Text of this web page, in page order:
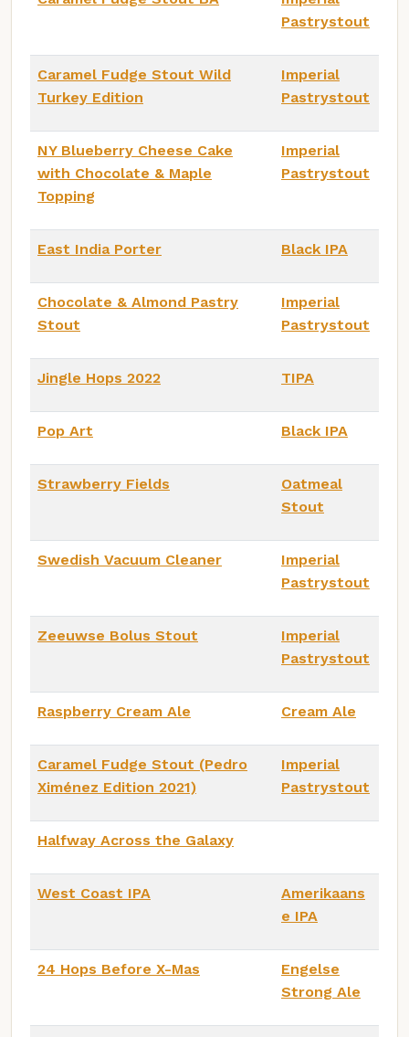
Pastrystout
Caramel Fudge Stout Wild
Turkey Edition
Imperial
Pastrystout
NY Blueberry Cheese Cake
with Chocolate & Maple
Topping
Imperial
Pastrystout
East India Porter Black IPA
Chocolate & Almond Pastry
Stout
Imperial
Pastrystout
Jingle Hops 2022 TIPA
Pop Art Black IPA
Strawberry Fields
Oatmeal
Stout
Swedish Vacuum Cleaner
Imperial
Pastrystout
Zeeuwse Bolus Stout
Imperial
Pastrystout
Raspberry Cream Ale Cream Ale
Caramel Fudge Stout (Pedro
Ximénez Edition 2021)
Imperial
Pastrystout
Halfway Across the Galaxy
West Coast IPA
Amerikaans
e IPA
24 Hops Before X-Mas
Engelse
Strong Ale